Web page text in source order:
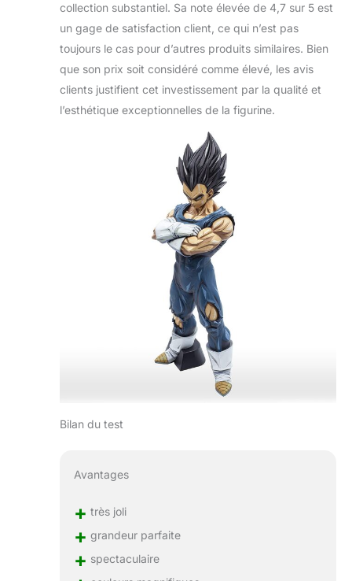
collection substantiel. Sa note élevée de 4,7 sur 5 est
un gage de satisfaction client, ce qui n’est pas
toujours le cas pour d’autres produits similaires. Bien
que son prix soit considéré comme élevé, les avis
clients justifient cet investissement par la qualité et
l’esthétique exceptionnelles de la figurine.
Bilan du test
Avantages
+ très joli
+ grandeur parfaite
+ spectaculaire